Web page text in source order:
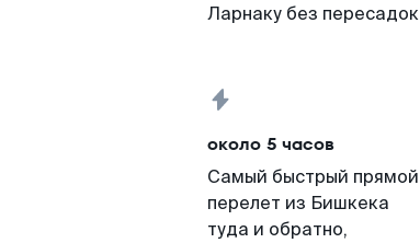
Ларнаку без пересадок
около 5 часов
Самый быстрый прямой
перелет из Бишкека
туда и обратно,